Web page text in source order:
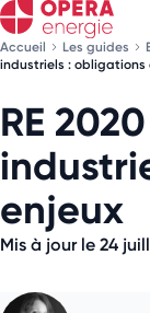
Accueil Les guides
industriels : obligations
RE
enjeux
Mis à jour le 24
Découvrez
Choisissez les